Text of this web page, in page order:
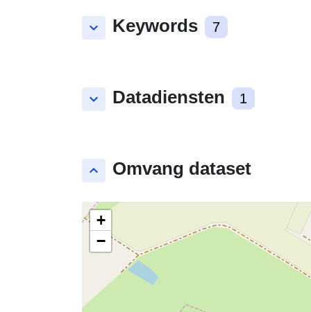
keyboard_arrow_down Keywords 7
keyboard_arrow_down Datadiensten 1
keyboard_arrow_up Omvang dataset
+
−